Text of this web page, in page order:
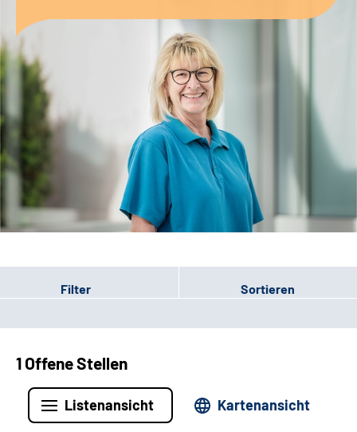
Service
Karriere
Suche
Leichte Sprache
Gebärdensprache
Patienten-Login
Filter Sortieren
1 Offene Stellen
Listenansicht Kartenansicht